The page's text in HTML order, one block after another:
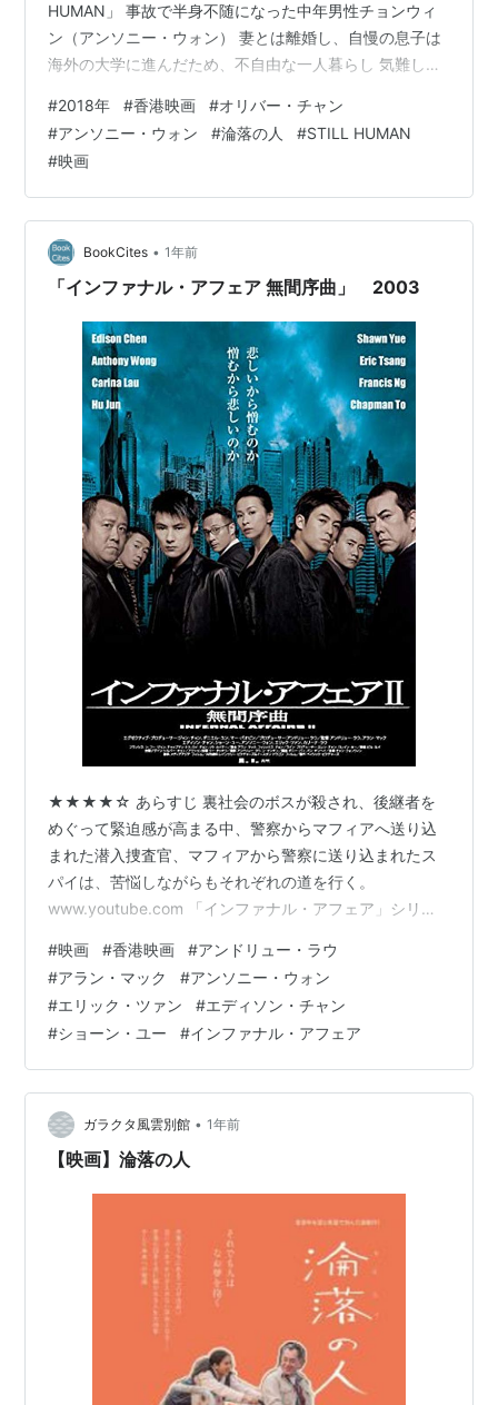
HUMAN」 事故で半身不随になった中年男性チョンウィ
ン（アンソニー・ウォン） 妻とは離婚し、自慢の息子は
海外の大学に進んだため、不自由な一人暮らし 気難しい
だせないでいた 日々の楽しみといえば、元同僚でチョン
ウィンを慕って生活のサポートをしてくれるファイ（サ
ム・リー）と他愛のない会話をするくらい そんな中、辞
めてしまった家政婦の代わりにファイが見つけてきた、
フィリピンから来たエブリン（クリセル・コンサンジ）
がやって来る 当初…
#2018年 #香港映画 #オリバー・チャン
#アンソニー・ウォン #淪落の人 #STILL HUMAN
#映画
BookCites • 1年前
「インファナル・アフェア 無間序曲」 2003
★★★★☆ あらすじ 裏社会のボスが殺され、後継者を
めぐって緊迫感が高まる中、警察からマフィアへ送り込
まれた潜入捜査官、マフィアから警察に送り込まれたス
パイは、苦悩しながらもそれぞれの道を行く。
www.youtube.com 「インファナル・アフェア」シリー
119分。 感想 前作の前日譚として、警察とマフィア、双
方から双方へ送り込まれたスパイの若かりし頃が描かれ
る。ただし彼らの物語というよりは、彼らを送り込んだ
両サイドのボスを中心とした群像劇だ。 物語は、裏社会
のボスが殺されたところから始まる。てっきり血みどろ
の抗争劇になっていくのかと思った…
#映画 #香港映画 #アンドリュー・ラウ
#アラン・マック #アンソニー・ウォン
#エリック・ツァン #エディソン・チャン
#ショーン・ユー #インファナル・アフェア
ガラクタ風雲別館 • 1年前
【映画】淪落の人